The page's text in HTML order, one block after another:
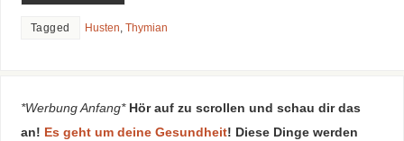
Tagged Husten, Thymian
*Werbung Anfang* Hör auf zu scrollen und schau dir das
an! Es geht um deine Gesundheit! Diese Dinge werden